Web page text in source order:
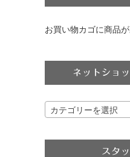
お買い物カゴに商品が
ネットショ
カテゴリーを選択
スタ